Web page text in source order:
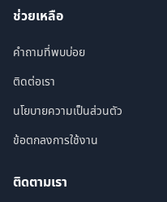
ช่วยเหลือ
คำถามที่พบบ่อย
ติดต่อเรา
นโยบายความเป็นส่วนตัว
ข้อตกลงการใช้งาน
ติดตามเรา